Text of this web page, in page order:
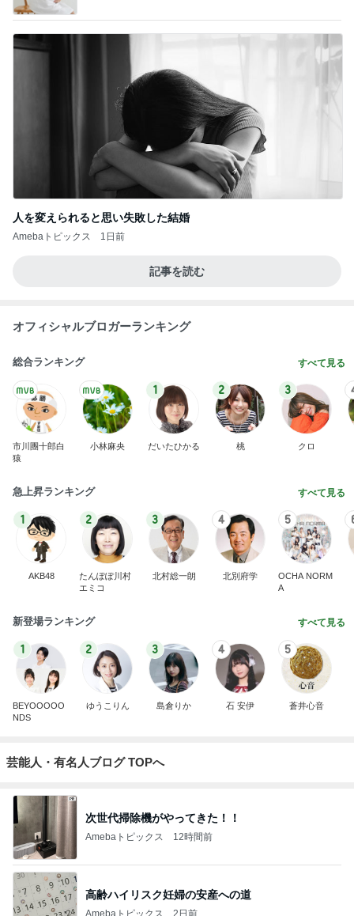
人を変えられると思い失敗した結婚
Amebaトピックス 1日前
記事を読む
オフィシャルブロガーランキング
総合ランキング すべて見る
市川團十郎白
猿
小林麻央
1
だいたひかる
2
桃
3
クロ
急上昇ランキング すべて見る
1
AKB48
2
たんぽぽ川村
エミコ
3
北村総一朗
4
北別府学
5
OCHA NORM
A
新登場ランキング すべて見る
1
BEYOOOOO
NDS
2
ゆうこりん
3
島倉りか
4
石 安伊
5
蒼井心音
芸能人・有名人ブログ TOPへ
次世代掃除機がやってきた！！
Amebaトピックス 12時間前
高齢ハイリスク妊婦の安産への道
Amebaトピックス 2日前